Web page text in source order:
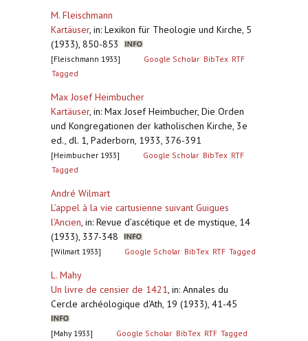
M. Fleischmann
Kartäuser, in: Lexikon für Theologie und Kirche, 5
(1933), 850-853
[Fleischmann 1933] Google Scholar BibTex RTF
Tagged
Max Josef Heimbucher
Kartäuser, in: Max Josef Heimbucher, Die Orden
und Kongregationen der katholischen Kirche, 3e
ed., dl. 1, Paderborn, 1933, 376-391
[Heimbucher 1933] Google Scholar BibTex RTF
Tagged
André Wilmart
L’appel à la vie cartusienne suivant Guigues
l’Ancien, in: Revue d’ascétique et de mystique, 14
(1933), 337-348
[Wilmart 1933] Google Scholar BibTex RTF Tagged
L. Mahy
Un livre de censier de 1421, in: Annales du
Cercle archéologique d'Ath, 19 (1933), 41-45
[Mahy 1933] Google Scholar BibTex RTF Tagged